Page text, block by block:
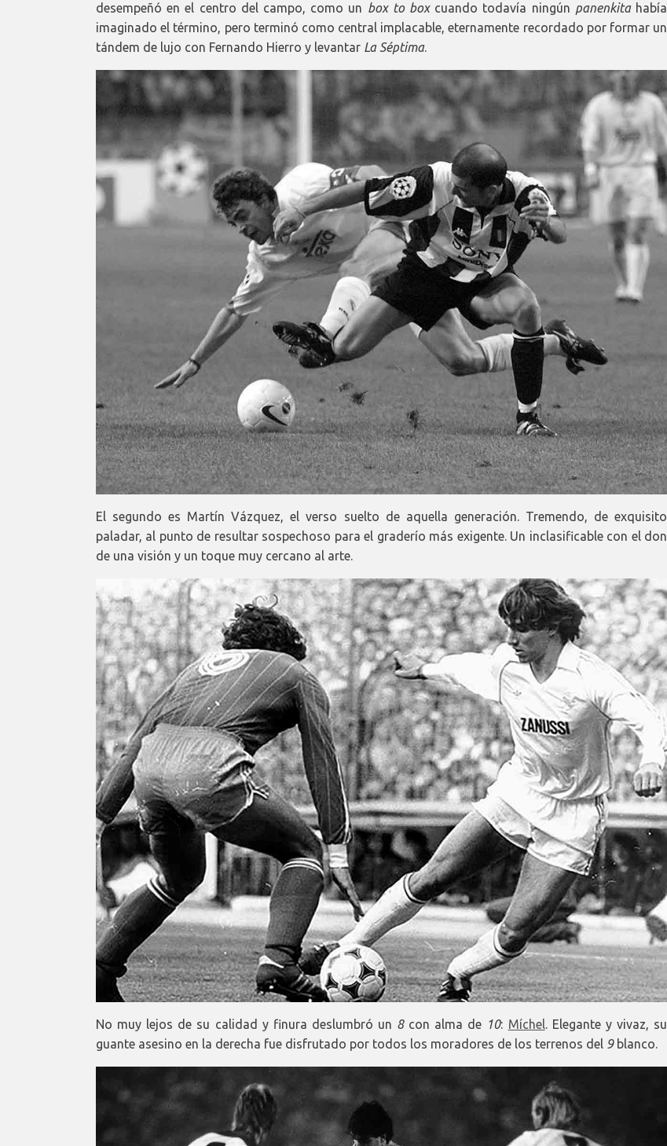
desempeñó en el centro del campo, como un box to boxcuando todavía ningún panenkitahabía
imaginado el término, pero terminó como central implacable, eternamente recordado por formar un
tándem de lujo con Fernando Hierro y levantar La Séptima.
El segundo es Martín Vázquez, el verso suelto de aquella generación. Tremendo, de exquisito
paladar, al punto de resultar sospechoso para el graderío más exigente. Un inclasificable con el don
de una visión y un toque muy cercano al arte.
No muy lejos de su calidad y finura deslumbró un 8con alma de 10: Míchel. Elegante y vivaz, su
guante asesino en la derecha fue disfrutado por todos los moradores de los terrenos del 9blanco.